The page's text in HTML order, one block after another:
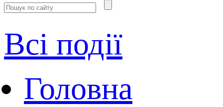
Всі події
Головна